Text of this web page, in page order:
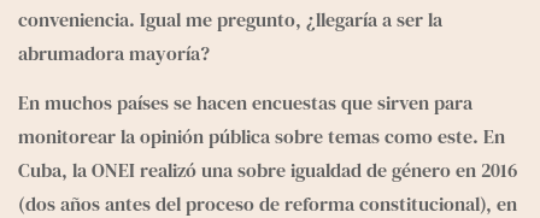
conveniencia. Igual me pregunto, ¿llegaría a ser la
abrumadora mayoría?
En muchos países se hacen encuestas que sirven para
monitorear la opinión pública sobre temas como este. En
Cuba, la ONEI realizó una sobre igualdad de género en 2016
(dos años antes del proceso de reforma constitucional), en